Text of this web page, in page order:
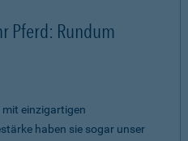
Pferd: Rundum
mit einzigartigen
haben sie sogar unser